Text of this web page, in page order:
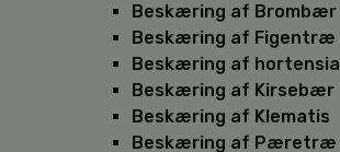
Beskæring af Brombær
Beskæring af Figentræ
Beskæring af hortensia
Beskæring af Kirsebær
Beskæring af Klematis
Beskæring af Pæretræ